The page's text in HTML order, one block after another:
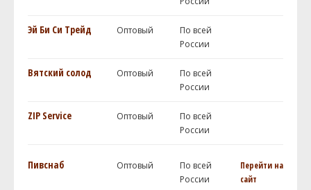
Эй Би Си Трейд Оптовый
По всей
России
Вятский солод Оптовый
По всей
России
ZIP Service Оптовый
По всей
России
Пивснаб Оптовый
По всей
России
Перейти на
сайт